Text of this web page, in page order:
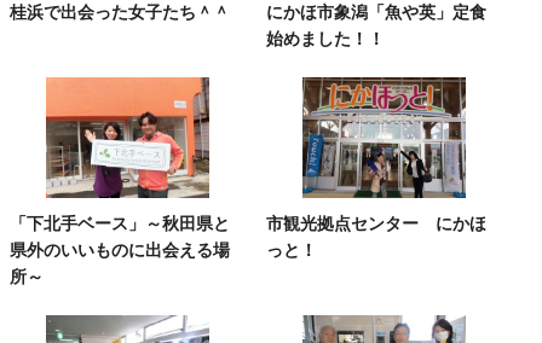
桂浜で出会った女子たち＾＾
にかほ市象潟「魚や英」定食
始めました！！
「下北手ベース」～秋田県と
県外のいいものに出会える場
所～
市観光拠点センター にかほ
っと！